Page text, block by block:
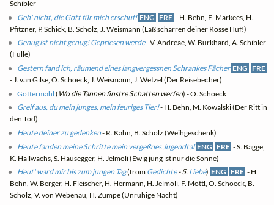
Schibler
Geh' nicht, die Gott für mich erschuf! ENG FRE - H. Behn, E. Markees, H.
Pfitzner, P. Schick, B. Scholz, J. Weismann (Laß scharren deiner Rosse Huf!)
Genug ist nicht genug! Gepriesen werde- V. Andreae, W. Burkhard, A. Schibler
(Fülle)
Gestern fand ich, räumend eines langvergessnen Schrankes Fächer ENG FRE
- J. van Gilse, O. Schoeck, J. Weismann, J. Wetzel (Der Reisebecher)
Göttermahl ( Wo die Tannen finstre Schatten werfen) - O. Schoeck
Greif aus, du mein junges, mein feuriges Tier!- H. Behn, M. Kowalski (Der Ritt in
den Tod)
Heute deiner zu gedenken- R. Kahn, B. Scholz (Weihgeschenk)
Heute fanden meine Schritte mein vergeßnes Jugendtal ENG FRE - S. Bagge,
K. Hallwachs, S. Hausegger, H. Jelmoli (Ewig jung ist nur die Sonne)
Heut' ward mir bis zum jungen Tag(from Gedichte- 5. Liebe) ENG FRE - H.
Behn, W. Berger, H. Fleischer, H. Hermann, H. Jelmoli, F. Mottl, O. Schoeck, B.
Scholz, V. von Webenau, H. Zumpe (Unruhige Nacht)